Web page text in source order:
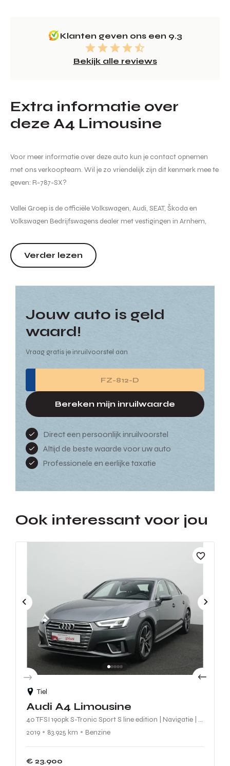
Klanten geven ons een 9.3
Bekijk alle reviews
Extra informatie over
deze A4 Limousine
Voor meer informatie over deze auto kun je contact opnemen
met ons verkoopteam. Wil je zo vriendelijk zijn dit kenmerk mee te
geven: R-787-SX?
Vallei Groep is de officiële Volkswagen, Audi, SEAT, Škoda en
Volkswagen Bedrijfswagens dealer met vestigingen in Arnhem,
verkoopprijs is inclusief kosten rijklaar maken. Informeer bij onze
verkoopadviseurs naar de optionele Vallei Groep afleverpakketten.
Verder lezen
Jouw auto is geld
waard!
Vraag gratis je inruilvoorstel aan
Bereken mijn inruilwaarde
Direct een persoonlijk inruilvoorstel
Altijd de beste waarde voor uw auto
Professionele en eerlijke taxatie
Ook interessant voor jou
Tiel
Audi A4 Limousine
40 TFSI 190pk S-Tronic Sport S line edition | Navigatie | Keyless entry | LED | Cruise | Leder-/Alcantara
2019
83.925 km Benzine
€ 23.900